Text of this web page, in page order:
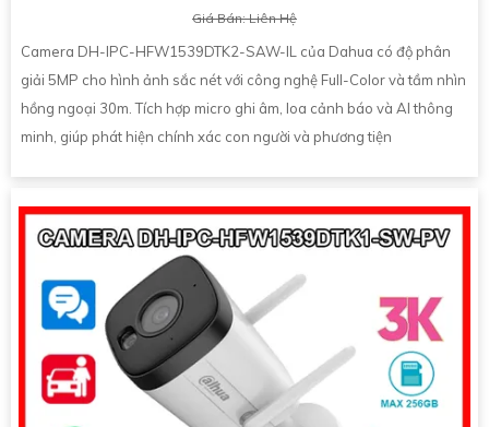
Giá Bán: Liên Hệ
Camera DH-IPC-HFW1539DTK2-SAW-IL của Dahua có độ phân
giải 5MP cho hình ảnh sắc nét với công nghệ Full-Color và tầm nhìn
hồng ngoại 30m. Tích hợp micro ghi âm, loa cảnh báo và AI thông
minh, giúp phát hiện chính xác con người và phương tiện